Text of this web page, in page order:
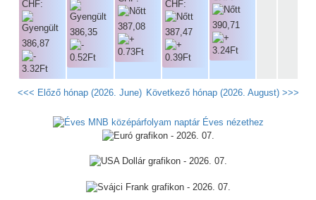
CHF:
386,87
386,35
387,08
CHF:
387,47
390,71
<<< Előző hónap (2026. June) Következő hónap (2026. August) >>>
Éves nézethez